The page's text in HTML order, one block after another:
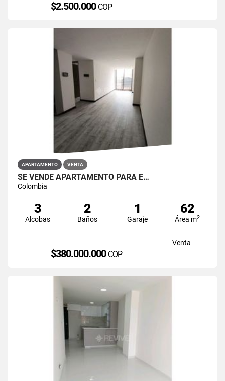
$2.500.000 COP
APARTAMENTO VENTA
SE VENDE APARTAMENTO PARA E…
Colombia
3
Alcobas
2
Baños
1
Garaje
62
Área m2
Venta
$380.000.000 COP